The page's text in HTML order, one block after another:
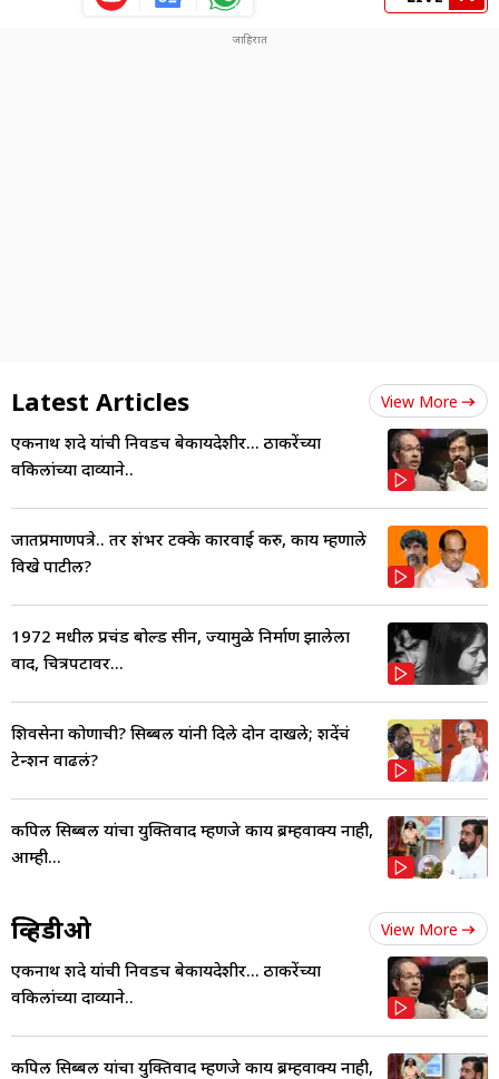
Latest Articles View More
एकनाथ शिंदे यांची निवडच बेकायदेशीर... ठाकरेंच्या
वकिलांच्या दाव्याने..
जातप्रमाणपत्रे.. तर शंभर टक्के कारवाई करु, काय म्हणाले
विखे पाटील?
1972 मधील प्रचंड बोल्ड सीन, ज्यामुळे निर्माण झालेला
वाद, चित्रपटावर...
शिवसेना कोणाची? सिब्बल यांनी दिले दोन दाखले; शिंदेंचं
टेन्शन वाढलं?
कपिल सिब्बल यांचा युक्तिवाद म्हणजे काय ब्रम्हवाक्य नाही,
आम्ही...
व्हिडीओ View More
एकनाथ शिंदे यांची निवडच बेकायदेशीर... ठाकरेंच्या
वकिलांच्या दाव्याने..
कपिल सिब्बल यांचा युक्तिवाद म्हणजे काय ब्रम्हवाक्य नाही,